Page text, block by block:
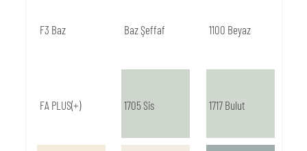
F3 Baz Baz Şeffaf 1100 Beyaz
FA PLUS(+) 1705 Sis 1717 Bulut